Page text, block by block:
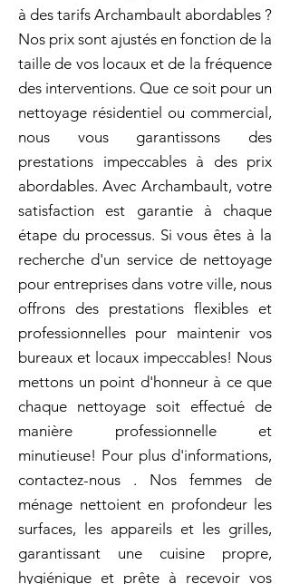
à des tarifs Archambault abordables ?
Nos prix sont ajustés en fonction de la
taille de vos locaux et de la fréquence
des interventions. Que ce soit pour un
nettoyage résidentiel ou commercial,
nous vous garantissons des
prestations impeccables à des prix
abordables. Avec Archambault, votre
satisfaction est garantie à chaque
étape du processus. Si vous êtes à la
recherche d'un service de nettoyage
pour entreprises dans votre ville, nous
offrons des prestations flexibles et
professionnelles pour maintenir vos
bureaux et locaux impeccables! Nous
mettons un point d'honneur à ce que
chaque nettoyage soit effectué de
manière professionnelle et
minutieuse! Pour plus d'informations,
contactez-nous . Nos femmes de
ménage nettoient en profondeur les
surfaces, les appareils et les grilles,
garantissant une cuisine propre,
hygiénique et prête à recevoir vos